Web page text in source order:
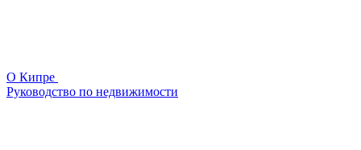
О Кипре
Руководство по недвижимости